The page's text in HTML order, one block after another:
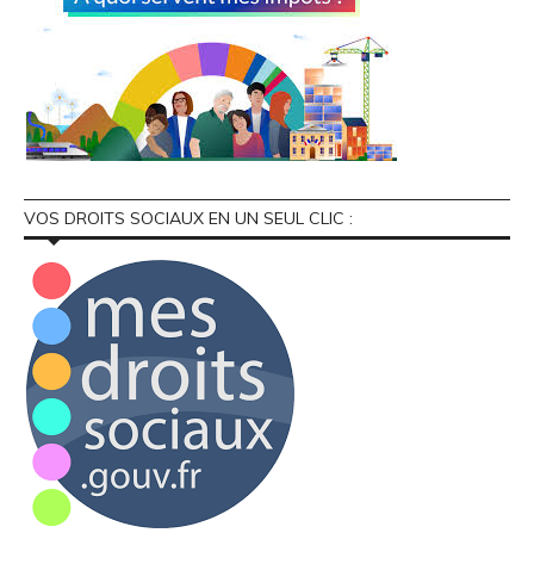
VOS DROITS SOCIAUX EN UN SEUL CLIC :